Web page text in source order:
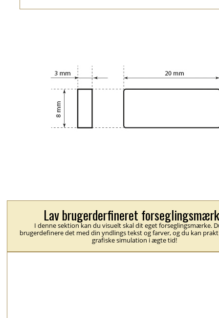
Lav brugerderfineret
I denne sektion kan du visuelt skal dit eget forseglingsmærke.
brugerdefinere det med din yndlings tekst og farver, og du kan
grafiske simulation i ægte tid!